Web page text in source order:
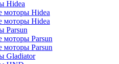
Hidea
моторы Hidea
моторы Hidea
Parsun
моторы Parsun
моторы Parsun
Gladiator